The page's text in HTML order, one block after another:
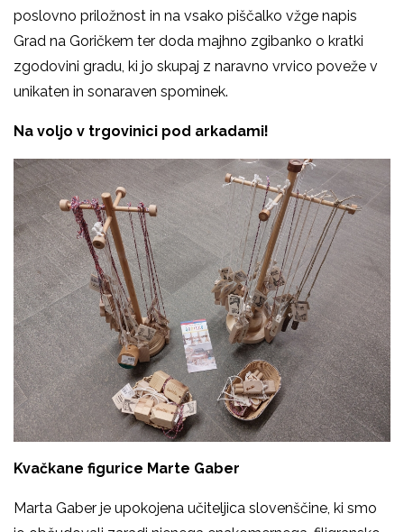
poslovno priložnost in na vsako piščalko vžge napis
Grad na Goričkem ter doda majhno zgibanko o kratki
zgodovini gradu, ki jo skupaj z naravno vrvico poveže v
unikaten in sonaraven spominek.
Na voljo v trgovinici pod arkadami!
Kvačkane figurice Marte Gaber
Marta Gaber je upokojena učiteljica slovenščine, ki smo